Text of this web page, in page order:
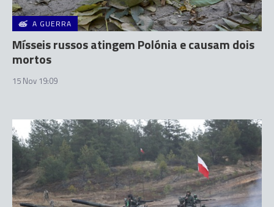
A GUERRA
Mísseis russos atingem Polónia e causam dois
mortos
15 Nov 19:09